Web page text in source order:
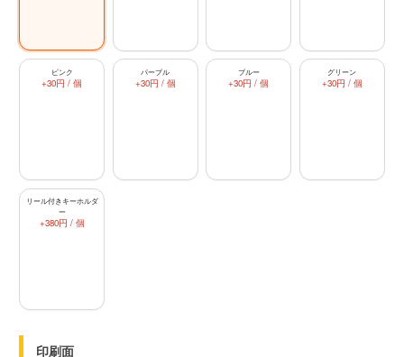
ピンク
+30円 / 個
パープル
+30円 / 個
ブルー
+30円 / 個
グリーン
+30円 / 個
リール付きキーホルダ
ー
+380円 / 個
印刷面